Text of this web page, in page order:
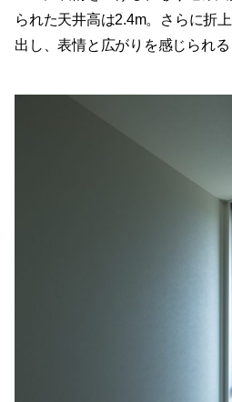
られた天井高は2.4m。さらに折
出し、表情と広がりを感じられる